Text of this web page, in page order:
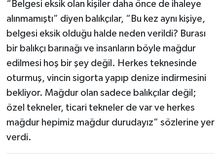
“Belgesi eksik olan kişiler daha önce de ihaleye
alınmamıştı” diyen balıkçılar, “Bu kez aynı kişiye,
belgesi eksik olduğu halde neden verildi? Burası
bir balıkçı barınağı ve insanların böyle mağdur
edilmesi hoş bir şey değil. Herkes teknesinde
oturmuş, vincin sigorta yapıp denize indirmesini
bekliyor. Mağdur olan sadece balıkçılar değil;
özel tekneler, ticari tekneler de var ve herkes
mağdur hepimiz mağdur durudayız” sözlerine yer
verdi.